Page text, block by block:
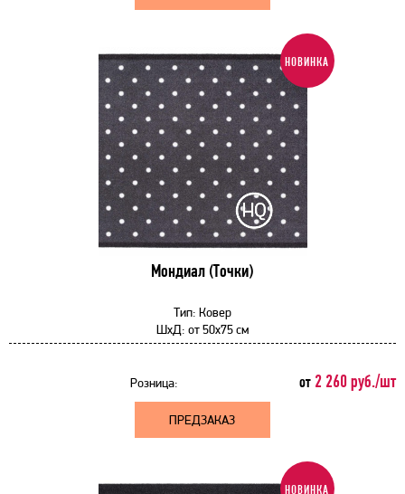
НОВИНКА
Мондиал (Точки)
Тип: Ковер
ШхД: от50x75 см
Розница: от 2 260 руб./шт
ПРЕДЗАКАЗ
НОВИНКА